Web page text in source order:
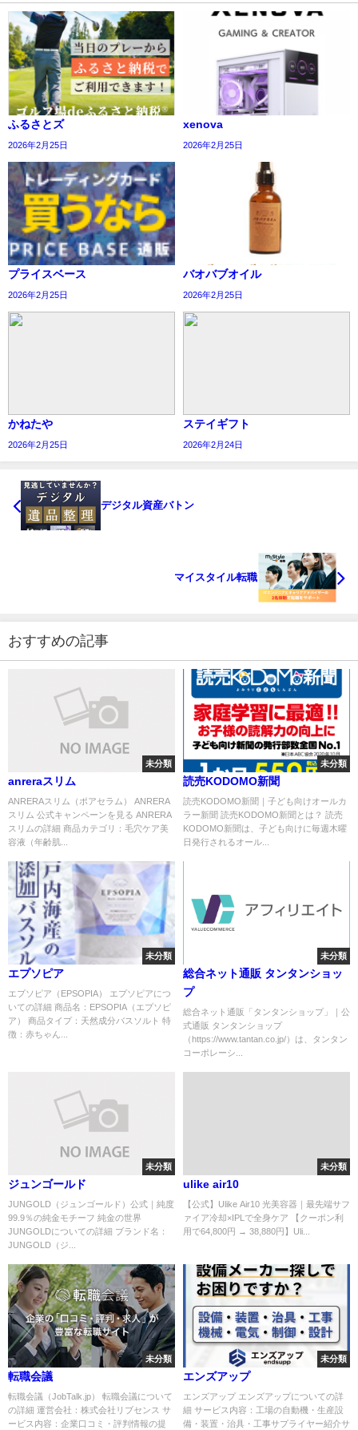
ふるさとズ
2026年2月25日
xenova
2026年2月25日
プライスベース
2026年2月25日
バオバブオイル
2026年2月25日
かねたや
2026年2月25日
ステイギフト
2026年2月24日
デジタル資産バトン
マイスタイル転職
おすすめの記事
未分類
anreraスリム
ANRERAスリム（ポアセラム） ANRERA
スリム 公式キャンペーンを見る ANRERA
スリムの詳細 商品カテゴリ：毛穴ケア美
容液（年齢肌...
未分類
読売KODOMO新聞
読売KODOMO新聞｜子ども向けオールカ
ラー新聞 読売KODOMO新聞とは？ 読売
KODOMO新聞は、子ども向けに毎週木曜
日発行されるオール...
未分類
エプソピア
エプソピア（EPSOPIA） エプソピアにつ
いての詳細 商品名：EPSOPIA（エプソピ
ア） 商品タイプ：天然成分バスソルト 特
徴：赤ちゃん...
未分類
総合ネット通販 タンタンショッ
プ
総合ネット通販「タンタンショップ」｜公
式通販 タンタンショップ
（https://www.tantan.co.jp/）は、タンタン
コーポレーシ...
未分類
ジュンゴールド
JUNGOLD（ジュンゴールド）公式｜純度
99.9％の純金モチーフ 純金の世界
JUNGOLDについての詳細 ブランド名：
JUNGOLD（ジ...
未分類
ulike air10
【公式】Ulike Air10 光美容器｜最先端サフ
ァイア冷却×IPLで全身ケア 【クーポン利
用で64,800円 → 38,880円】Uli...
未分類
転職会議
転職会議（JobTalk.jp） 転職会議について
の詳細 運営会社：株式会社リブセンス サ
ービス内容：企業口コミ・評判情報の提
未分類
エンズアップ
エンズアップ エンズアップについての詳
細 サービス内容：工場の自動機・生産設
備・装置・治具・工事サプライヤー紹介サ